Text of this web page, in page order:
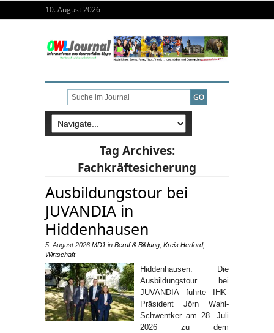
10. August 2026
Tag Archives:
Fachkräftesicherung
Ausbildungstour bei
JUVANDIA in
Hiddenhausen
5. August 2026 MD1 in Beruf & Bildung Kreis Herford,
Wirtschaft
Hiddenhausen. Die
Ausbildungstour bei
JUVANDIA führte IHK-
Präsident Jörn Wahl-
Schwentker am 28. Juli
2026 zu dem